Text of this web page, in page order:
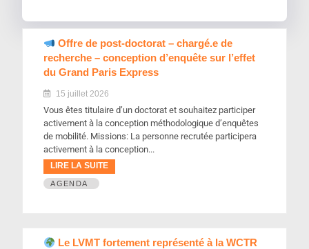
Offre de post-doctorat – chargé.e de
recherche – conception d’enquête sur l’effet
du Grand Paris Express
15 juillet 2026
Vous êtes titulaire d’un doctorat et souhaitez participer
activement à la conception méthodologique d’enquêtes
de mobilité. Missions: La personne recrutée participera
activement à la conception...
LIRE LA SUITE
AGENDA
Le LVMT fortement représenté à la WCTR